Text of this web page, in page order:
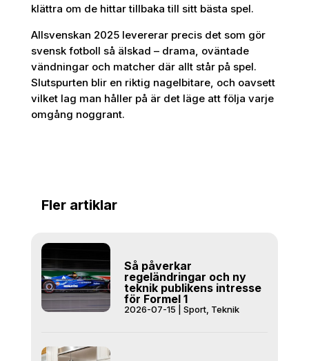
klättra om de hittar tillbaka till sitt bästa spel.
Allsvenskan 2025 levererar precis det som gör
svensk fotboll så älskad – drama, oväntade
vändningar och matcher där allt står på spel.
Slutspurten blir en riktig nagelbitare, och oavsett
vilket lag man håller på är det läge att följa varje
omgång noggrant.
Fler artiklar
Så påverkar
regeländringar och ny
teknik publikens intresse
för Formel 1
2026-07-15 Sport, Teknik